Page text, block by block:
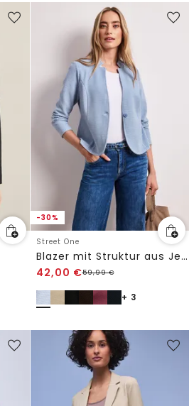
-30%
Street One
Blazer mit Struktur aus Jersey
42,00 €59,99€
+ 3